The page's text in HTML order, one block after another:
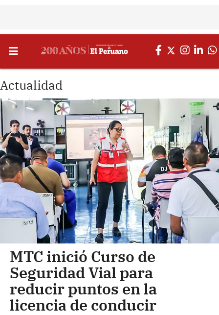
Actualidad
MTC inició Curso de
Seguridad Vial para
reducir puntos en la
licencia de conducir